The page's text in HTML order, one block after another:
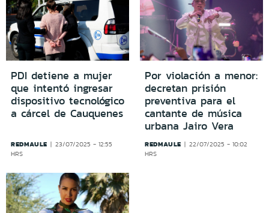
PDI detiene a mujer
que intentó ingresar
dispositivo tecnológico
a cárcel de Cauquenes
REDMAULE
23/07/2025 - 12:55
HRS
Por violación a menor:
decretan prisión
preventiva para el
cantante de música
urbana Jairo Vera
REDMAULE
22/07/2025 - 10:02
HRS